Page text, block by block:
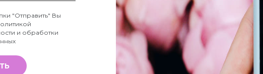
"Отправить" Вы
и обработки